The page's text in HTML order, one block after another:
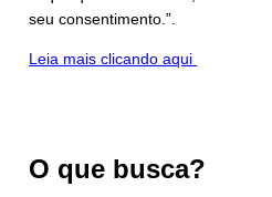
seu consentimento.”.
Leia mais clicando aqui
O que busca?